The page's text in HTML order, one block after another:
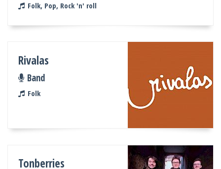
Folk, Pop, Rock 'n' roll
Rivalas
Band
Folk
Tonberries